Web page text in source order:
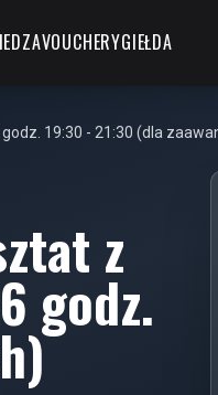
VOUCHERYGIEŁDA
19:30 - 21:30 (dla
z
godz.